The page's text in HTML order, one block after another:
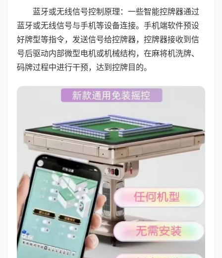
蓝牙或无线信号控制原理：一些智能控牌器通过
蓝牙或无线信号与手机等设备连接。手机端软件预设
好牌型等指令，发送信号给控牌器，控牌器接收到信
号后驱动内部微型电机或机械结构，在麻将机洗牌、
码牌过程中进行干预，达到控牌目的。